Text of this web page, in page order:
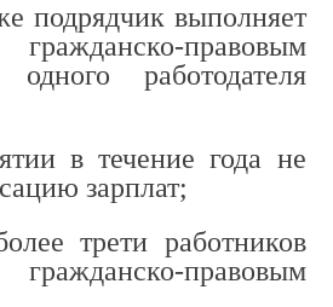
подрядчик выполняет
правовым
работодателя
в течение года не
зарплат;
трети работников
правовым